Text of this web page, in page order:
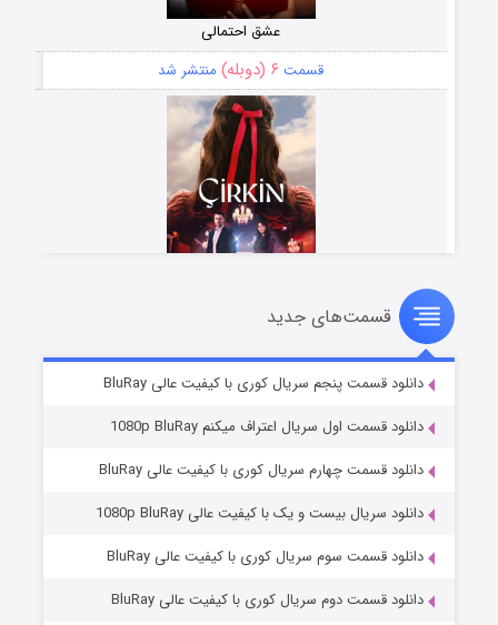
عشق احتمالی
قسمت ۶ (دوبله) منتشر شد
سریال زشت
قسمت۵ (زیرنویس) منتشر شد
وستی ها
قسمت‌های جدید
دانلود قسمت پنجم سریال کوری با کیفیت عالی BluRay
دانلود قسمت اول سریال اعتراف میکنم 1080p BluRay
دانلود قسمت چهارم سریال کوری با کیفیت عالی BluRay
دانلود سریال بیست و یک با کیفیت عالی 1080p BluRay
دانلود قسمت سوم سریال کوری با کیفیت عالی BluRay
دانلود قسمت دوم سریال کوری با کیفیت عالی BluRay